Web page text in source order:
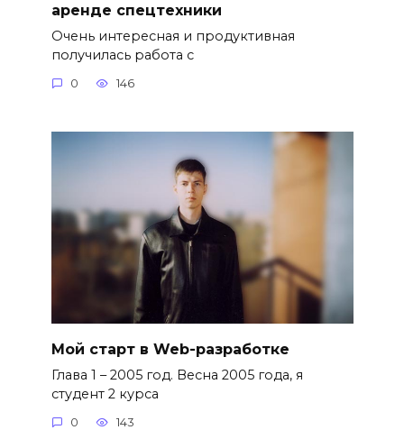
аренде спецтехники
Очень интересная и продуктивная
получилась работа с
0 146
Мой старт в Web-разработке
Глава 1 – 2005 год. Весна 2005 года, я
студент 2 курса
0 143